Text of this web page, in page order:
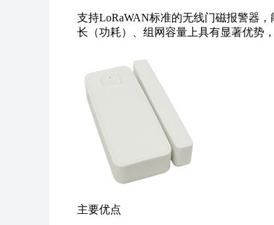
支持LoRaWAN标准的无线门磁报警器
长（功耗）、组网容量上具有显著优势
主要优点